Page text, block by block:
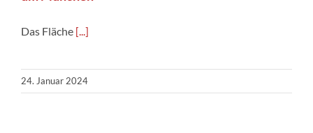
Das Fläche [...]
24. Januar 2024